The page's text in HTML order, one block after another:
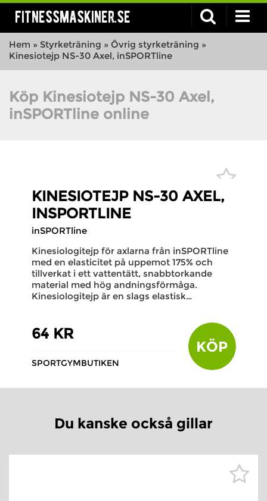
fitnessmaskiner.se
Hem » Styrketräning » Övrig styrketräning »
Kinesiotejp NS-30 Axel, inSPORTline
Köp Kinesiotejp NS-30 Axel,
inSPORTline online
KINESIOTEJP NS-30 AXEL,
INSPORTLINE
inSPORTline
Kinesiologitejp för axlarna från inSPORTline
med en elasticitet på uppemot 175% och
tillverkat i ett vattentätt, snabbtorkande
material med hög andningsförmåga.
Kinesiologitejp är en slags elastisk…
64 KR
SPORTGYMBUTIKEN
KÖP
Du kanske också gillar